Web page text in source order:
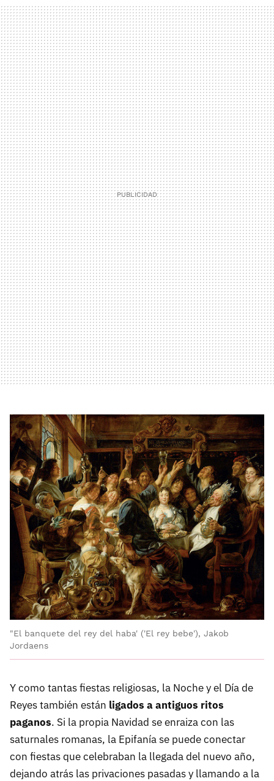
"El banquete del rey del haba' ('El rey bebe'), Jakob
Jordaens
Y como tantas fiestas religiosas, la Noche y el Día de
Reyes también están ligados a antiguos ritos
paganos. Si la propia Navidad se enraiza con las
saturnales romanas, la Epifanía se puede conectar
con fiestas que celebraban la llegada del nuevo año,
dejando atrás las privaciones pasadas y llamando a la